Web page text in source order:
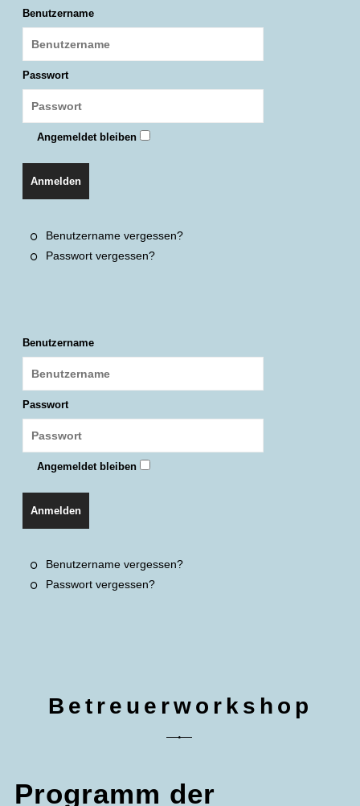
Benutzername
Passwort
Angemeldet bleiben
Anmelden
Benutzername vergessen?
Passwort vergessen?
Benutzername
Passwort
Angemeldet bleiben
Anmelden
Benutzername vergessen?
Passwort vergessen?
Betreuerworkshop
Programm der